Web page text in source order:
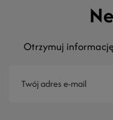
Otrzymuj